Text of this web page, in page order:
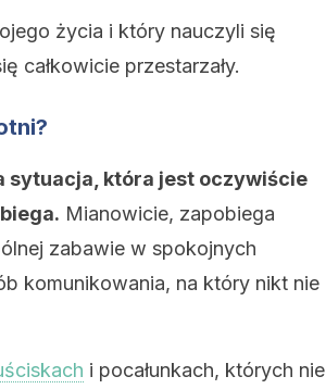
życia i który nauczyli się
całkowicie przestarzały.
sytuacja, która jest oczywiście
Mianowicie, zapobiega
zabawie w spokojnych
komunikowania, na który nikt nie
i pocałunkach, których nie